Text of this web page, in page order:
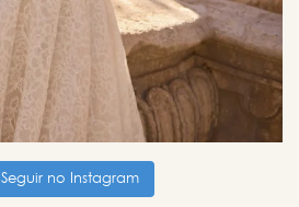
Seguir no Instagram